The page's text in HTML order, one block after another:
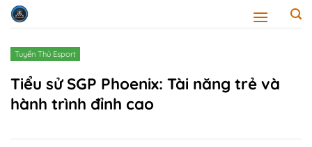
Skip
Tuyển Thủ Esport
Tiểu sử SGP Phoenix: Tài năng trẻ và
hành trình đỉnh cao